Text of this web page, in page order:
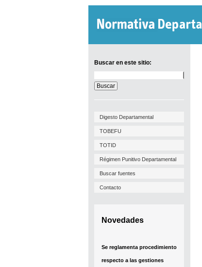
Buscar en este sitio:
en
este
sitio:
Digesto Departamental
TOBEFU
TOTID
Régimen Punitivo Departamental
Buscar fuentes
Contacto
Novedades
Se reglamenta procedimiento
respecto a las gestiones